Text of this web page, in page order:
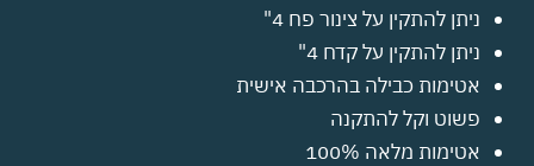
ניתן להתקין על צינור פח 4"
ניתן להתקין על קדח 4"
אטימות כבילה בהרכבה אישית
פשוט וקל להתקנה
אטימות מלאה 100%